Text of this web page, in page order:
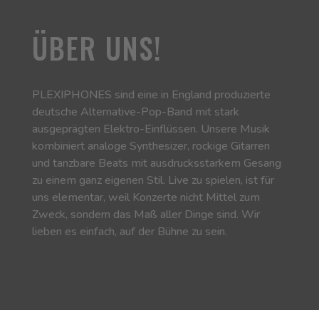
ÜBER UNS!
PLEXIPHONES sind eine in England produzierte
deutsche Alternative-Pop-Band mit stark
ausgeprägten Elektro-Einflüssen. Unsere Musik
kombiniert analoge Synthesizer, rockige Gitarren
und tanzbare Beats mit ausdrucksstarkem Gesang
zu einem ganz eigenen Stil. Live zu spielen, ist für
uns elementar, weil Konzerte nicht Mittel zum
Zweck, sondern das Maß aller Dinge sind. Wir
lieben es einfach, auf der Bühne zu sein.